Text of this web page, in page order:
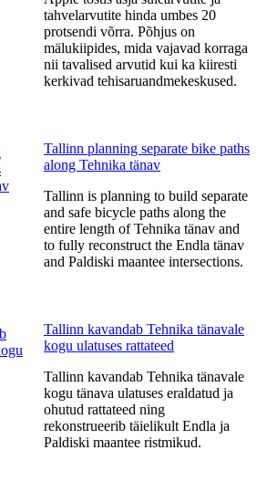
tahvelarvutite hinda umbes 20
protsendi võrra. Põhjus on
mälukiipides, mida vajavad korraga
nii tavalised arvutid kui ka kiiresti
kerkivad tehisaruandmekeskused.
Tallinn planning separate bike paths
along Tehnika tänav
Tallinn is planning to build separate
and safe bicycle paths along the
entire length of Tehnika tänav and
to fully reconstruct the Endla tänav
and Paldiski maantee intersections.
Tallinn kavandab Tehnika tänavale
kogu ulatuses rattateed
Tallinn kavandab Tehnika tänavale
kogu tänava ulatuses eraldatud ja
ohutud rattateed ning
rekonstrueerib täielikult Endla ja
Paldiski maantee ristmikud.